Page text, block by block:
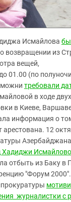
Исмайлова
возвращении из
вещей,
01.00 (по
требовали
в ходе
в Киеве,
информация о
арестована. 12
Хадиджи
отбыть из Баку в
"Форум
журналистки с